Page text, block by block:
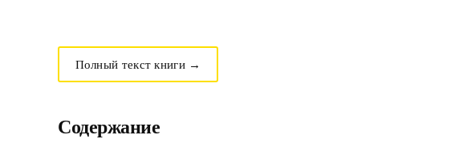
Полный текст книги →
Содержание